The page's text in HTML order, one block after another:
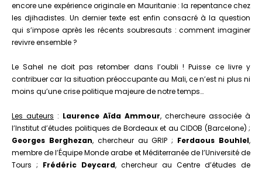
encore une expérience originale en Mauritanie : la repentance chez
les djihadistes. Un dernier texte est enfin consacré à la question
qui s’impose après les récents soubresauts : comment imaginer
revivre ensemble ?
Le Sahel ne doit pas retomber dans l’oubli ! Puisse ce livre y
contribuer car la situation préoccupante au Mali, ce n’est ni plus ni
moins qu’une crise politique majeure de notre temps…
Les auteurs : Laurence Aïda Ammour, chercheure associée à
l’Institut d’études politiques de Bordeaux et au CIDOB (Barcelone) ;
Georges Berghezan, chercheur au GRIP ; Ferdaous Bouhlel,
membre de l’Équipe Monde arabe et Méditerranée de l’Université de
Tours ; Frédéric Deycard, chercheur au Centre d’études de